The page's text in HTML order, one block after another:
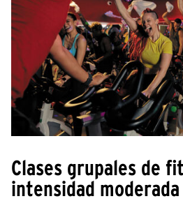
Clases grupales de
intensidad moderada